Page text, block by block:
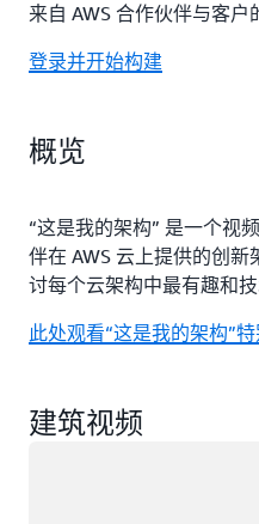
来自 AWS 合作伙伴与客户
登录并开始构建
概览
“这是我的架构” 是一个视
伴在 AWS 云上提供的创
讨每个云架构中最有趣和
此处观看“这是我的架构”
建筑视频